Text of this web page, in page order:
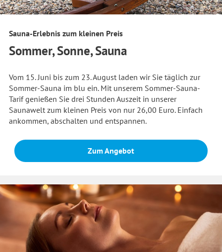
Sauna-Erlebnis zum kleinen Preis
Sommer, Sonne, Sauna
Vom 15. Juni bis zum 23. August laden wir Sie täglich zur
Sommer-Sauna im blu ein. Mit unserem Sommer-Sauna-
Tarif genießen Sie drei Stunden Auszeit in unserer
Saunawelt zum kleinen Preis von nur 26,00 Euro. Einfach
ankommen, abschalten und entspannen.
Zum Angebot